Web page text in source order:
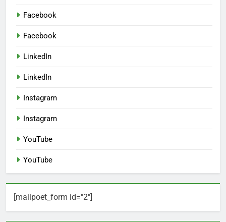
Facebook
Facebook
LinkedIn
LinkedIn
Instagram
Instagram
YouTube
YouTube
[mailpoet_form id="2"]